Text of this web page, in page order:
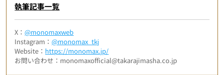
執筆記事一覧
X：@monomaxweb
Instagram：@monomax_tkj
Website： https://monomax.jp/
お問い合わせ：monomaxofficial@takarajimasha.co.jp